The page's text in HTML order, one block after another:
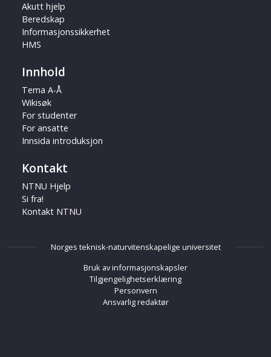
Akutt hjelp
Beredskap
Informasjonssikkerhet
HMS
Innhold
Tema A-Å
Wikisøk
For studenter
For ansatte
Innsida introduksjon
Kontakt
NTNU Hjelp
Si fra!
Kontakt NTNU
Norges teknisk-naturvitenskapelige universitet
Bruk av informasjonskapsler
Tilgjengelighetserklæring
Personvern
Ansvarlig redaktør